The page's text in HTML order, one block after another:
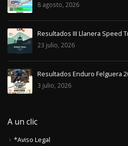
8 agosto, 2026
Resultados III Llanera Speed
23 julio, 2026
Resultados Enduro Felguera
3 julio, 2026
A un clic
*Aviso Legal